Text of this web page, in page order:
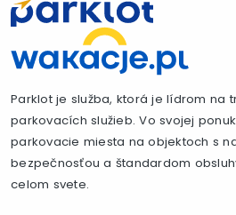
Parklot je služba, ktorá je lídrom na
parkovacích služieb. Vo svojej
parkovacie miesta na objektoch s
bezpečnosťou a štandardom
celom svete.